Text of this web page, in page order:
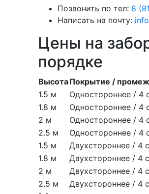
Позвонить по тел: 8
Написать на почту:
Цены на
порядке
ВысотаПокрытие /
1.5 м
Одностороннее / 4
1.8 м
Одностороннее / 4
2 м
Одностороннее / 4
2.5 м
Одностороннее / 4
1.5 м
Двухстороннее / 4
1.8 м
Двухстороннее / 4
2 м
Двухстороннее / 4
2.5 м
Двухстороннее / 4